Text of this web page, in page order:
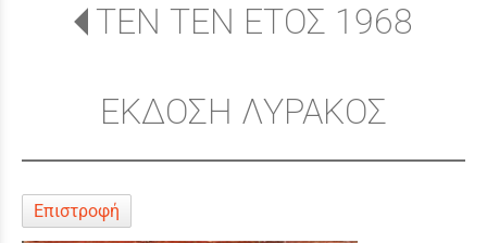
ΤΕΝ ΤΕΝ ΕΤΟΣ 1968
ΕΚΔΟΣΗ ΛΥΡΑΚΟΣ
Επιστροφή